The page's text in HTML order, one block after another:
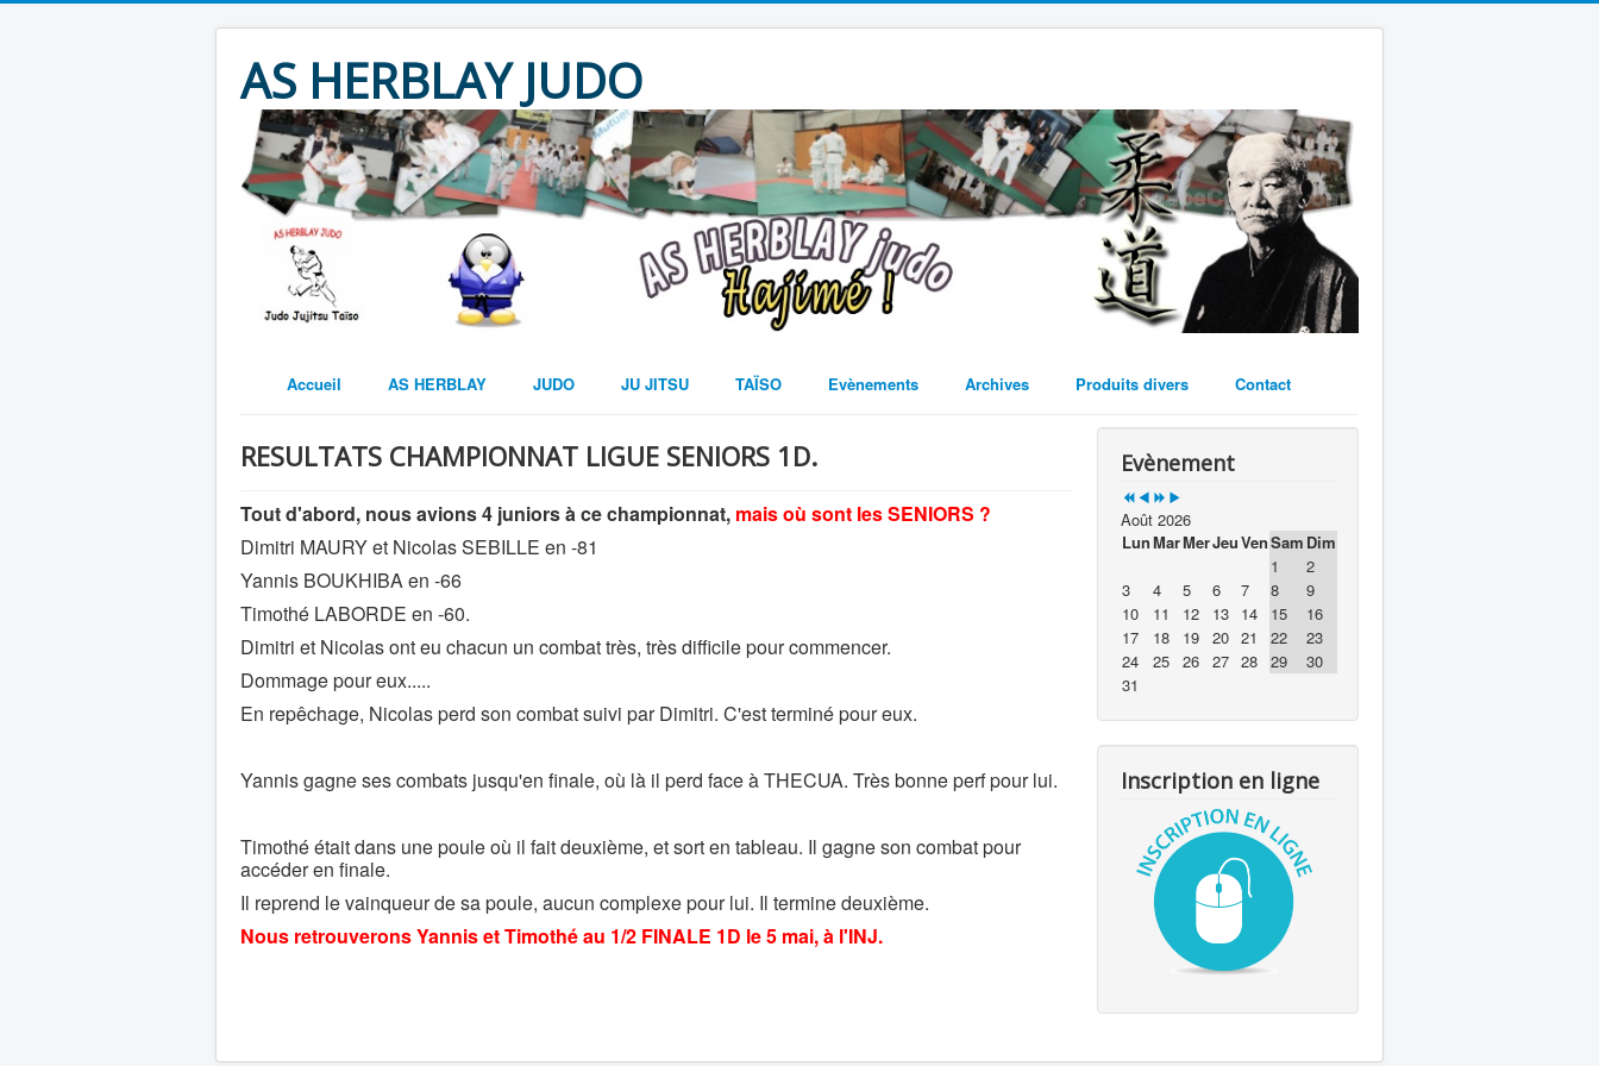
AS HERBLAY JUDO
Accueil AS HERBLAY JUDO JU JITSU TAÏSO Evènements Archives Produits divers Contact
RESULTATS CHAMPIONNAT LIGUE SENIORS 1D.
Tout d'abord, nous avions 4 juniors à ce championnat, mais où sont les SENIORS ?
Dimitri MAURY et Nicolas SEBILLE en -81
Yannis BOUKHIBA en -66
Timothé LABORDE en -60.
Dimitri et Nicolas ont eu chacun un combat très, très difficile pour commencer.
Dommage pour eux.....
En repêchage, Nicolas perd son combat suivi par Dimitri. C'est terminé pour eux.
Yannis gagne ses combats jusqu'en finale, où là il perd face à THECUA. Très bonne perf pour lui.
Timothé était dans une poule où il fait deuxième, et sort en tableau. Il gagne son combat pour
accéder en finale.
Il reprend le vainqueur de sa poule, aucun complexe pour lui. Il termine deuxième.
Nous retrouverons Yannis et Timothé au 1/2 FINALE 1D le 5 mai, à l'INJ.
Evènement
Août 2026
LunMarMerJeuVenSam Dim
1
2
3
4 5 6 7 8
9
10
11 12 13 14 15
16
17
18 19 20 21 22
23
24
25 26 27 28 29
30
31
Inscription en ligne